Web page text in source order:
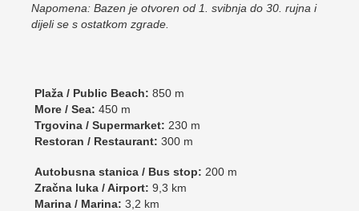
Napomena: Bazen je otvoren od 1. svibnja do 30. rujna i
dijeli se s ostatkom zgrade.
Plaža / Public Beach: 850 m
More / Sea: 450 m
Trgovina / Supermarket: 230 m
Restoran / Restaurant: 300 m
Autobusna stanica / Bus stop: 200 m
Zračna luka / Airport: 9,3 km
Marina / Marina: 3,2 km